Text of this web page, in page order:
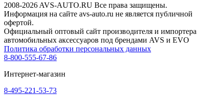
2008-2026 AVS-AUTO.RU Все права защищены.
Информация на сайте avs-auto.ru не является публичной
офертой.
Официальный оптовый сайт производителя и импортера
автомобильных аксессуаров под брендами AVS и EVO
Политика обработки персональных данных
8-800-555-67-86
Интернет-магазин
8-495-221-53-73